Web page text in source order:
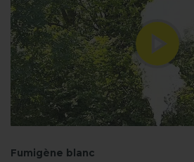
Fumigène blanc